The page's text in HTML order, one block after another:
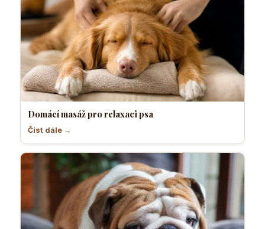
Domácí masáž pro relaxaci psa
Číst dále →